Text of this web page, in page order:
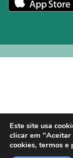
Diretor
Este site usa
clicar em "Aceitar
cookies, termos e